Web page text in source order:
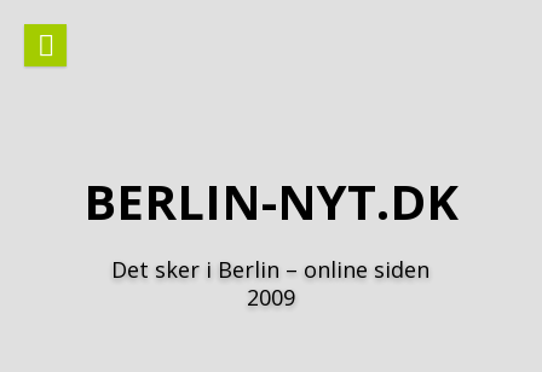
indhold
BERLIN-NYT.DK
Det sker i Berlin – online siden
2009